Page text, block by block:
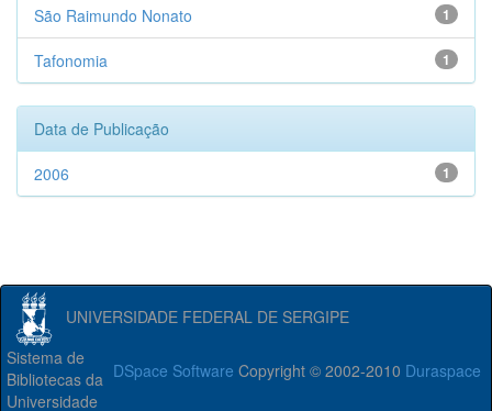
1
São Raimundo Nonato
1
Tafonomia
Data de Publicação
1
2006
UNIVERSIDADE FEDERAL DE SERGIPE
DSpace Software Copyright © 2002-2010 Duraspace
Sistema de
Bibliotecas da
Universidade